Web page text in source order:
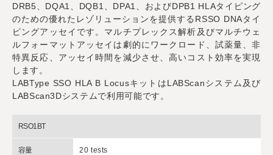
DRB5、DQA1、DQB1、DPA1、およびDPB1 HLAタイピング
のための優れたレゾリューションを提供するRSSO DNAタイ
ピングアッセイです。マルチプレックス解析及びマルチウェ
ルフォーマットアッセイは劇的にワークロード、試薬量、非
特異反応、アッセイ時間を減少させ、高いコスト効率を実現
します。
LABType SSO HLA B LocusキットはLABScanシステム及び
LABScan3Dシステムで利用可能です。
RSO1BT
容量 20 tests